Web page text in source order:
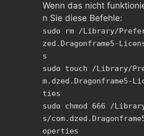
Wenn das nicht
n Sie diese Befehle:
sudo rm /Library/
zed.Dragonframe5-
s
sudo touch /Library/
m.dzed.Dragonframe5-
ties
sudo chmod 666 /
s/
operties